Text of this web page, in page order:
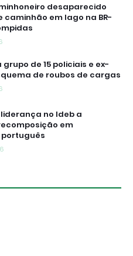
desaparecido
caminhão em lago na BR-
grupo de 15 policiais e ex-
de roubos de cargas
no Ideb a
em